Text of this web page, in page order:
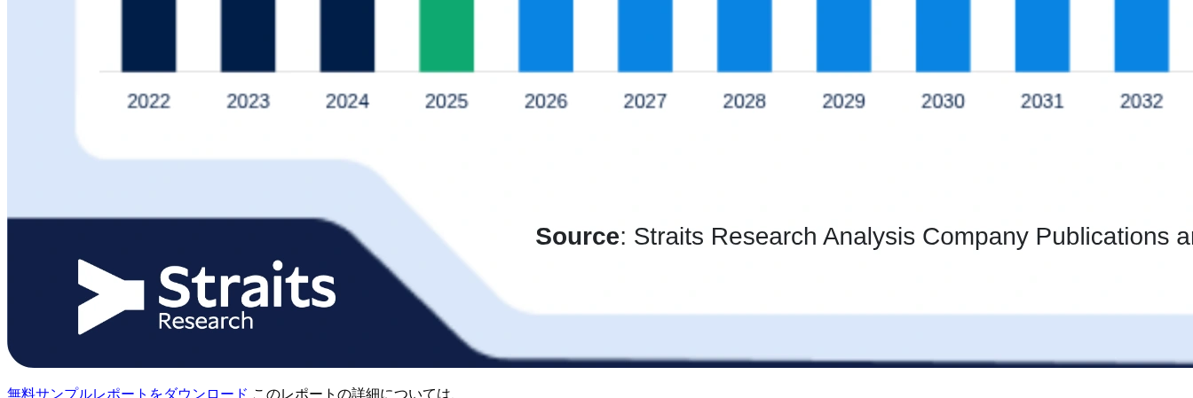
無料サンプルレポートをダウンロード このレポートの詳細については、